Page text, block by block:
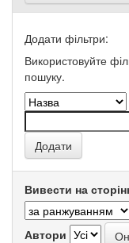
Додати фільтри:
Використовуйте
пошуку.
Вивести на
Автори